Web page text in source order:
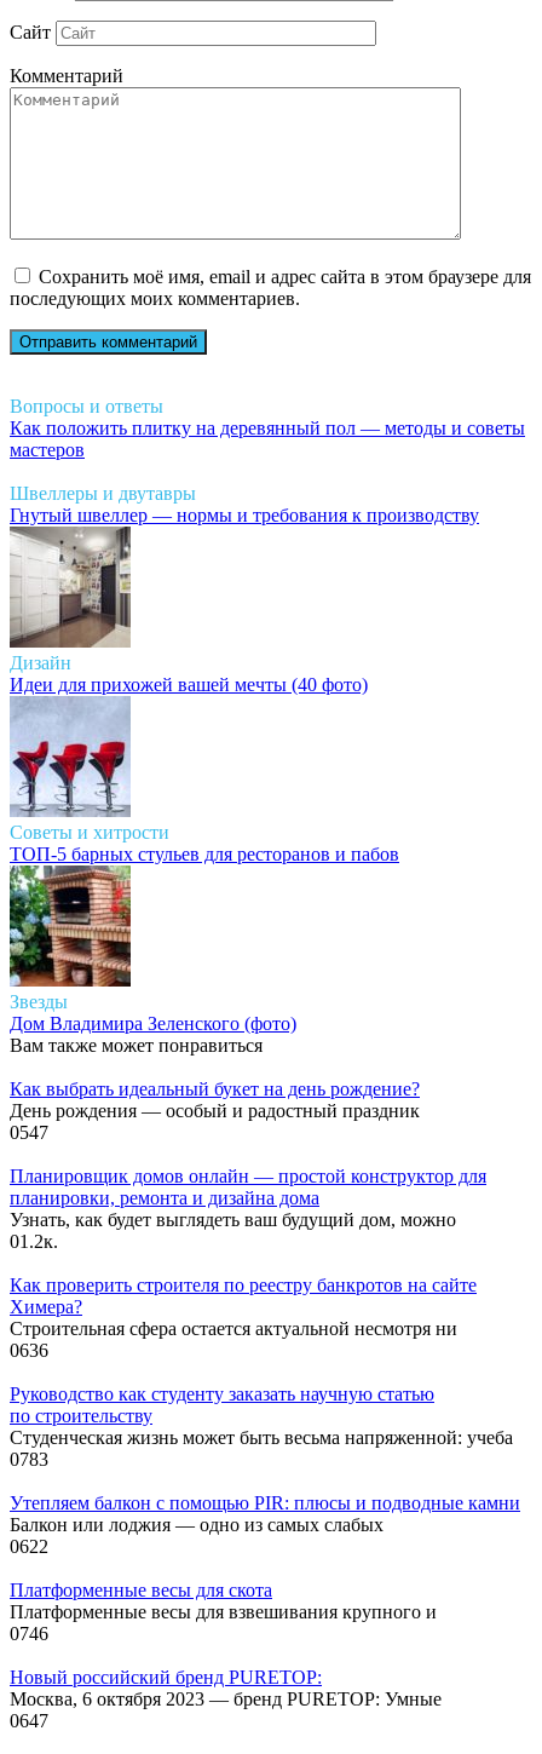
Сайт
Комментарий
Сохранить моё имя, email и адрес сайта в этом браузере для
последующих моих комментариев.
Вопросы и ответы
Как положить плитку на деревянный пол — методы и советы
мастеров
Швеллеры и двутавры
Гнутый швеллер — нормы и требования к производству
Дизайн
Идеи для прихожей вашей мечты (40 фото)
Советы и хитрости
ТОП-5 барных стульев для ресторанов и пабов
Звезды
Дом Владимира Зеленского (фото)
Вам также может понравиться
Как выбрать идеальный букет на день рождение?
День рождения — особый и радостный праздник
0547
Планировщик домов онлайн — простой конструктор для
планировки, ремонта и дизайна дома
Узнать, как будет выглядеть ваш будущий дом, можно
01.2к.
Как проверить строителя по реестру банкротов на сайте
Химера?
Строительная сфера остается актуальной несмотря ни
0636
Руководство как студенту заказать научную статью
по строительству
Студенческая жизнь может быть весьма напряженной: учеба
0783
Утепляем балкон с помощью PIR: плюсы и подводные камни
Балкон или лоджия — одно из самых слабых
0622
Платформенные весы для скота
Платформенные весы для взвешивания крупного и
0746
Новый российский бренд PURETOP:
Москва, 6 октября 2023 — бренд PURETOP: Умные
0647